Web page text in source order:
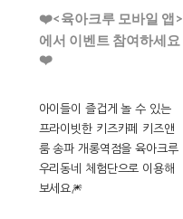
❤️<육아크루 모바일 앱>
에서 이벤트 참여하세요
❤️
아이들이 즐겁게 놀 수 있는
프라이빗한 키즈카페 키즈앤
룸 송파 개롱역점을 육아크루
우리동네 체험단으로 이용해
보세요🎆